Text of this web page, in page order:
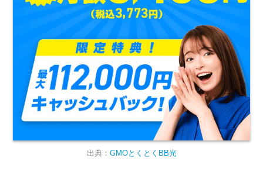
出典： GMOとくとくBB光